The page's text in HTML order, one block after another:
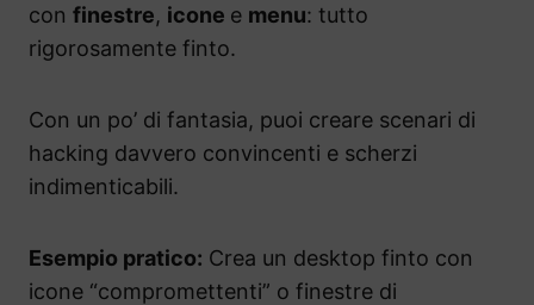
con finestre, icone e menu: tutto
rigorosamente finto.
Con un po’ di fantasia, puoi creare scenari di
hacking davvero convincenti e scherzi
indimenticabili.
Esempio pratico: Crea un desktop finto con
icone “compromettenti” o finestre di